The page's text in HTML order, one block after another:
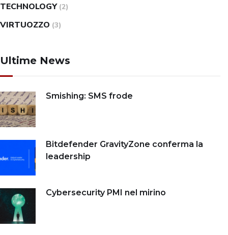
TECHNOLOGY (2)
VIRTUOZZO (3)
Ultime News
Smishing: SMS frode
Bitdefender GravityZone conferma la
leadership
Cybersecurity PMI nel mirino